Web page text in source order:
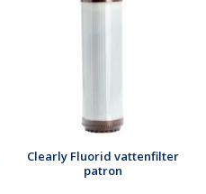
Clearly Fluorid vattenfilter
patron